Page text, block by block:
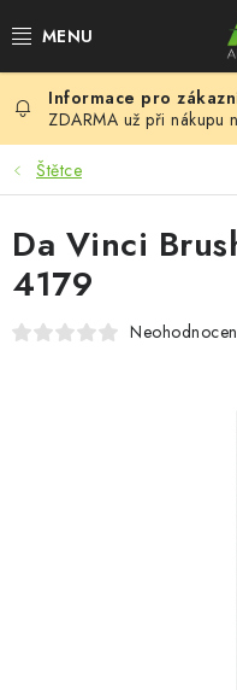
na
BLOG
SUMMER DAYS
WARHAMMER
ASK PRODUKTY
ZDARMA už při nákupu
Štětce
Da Vinci
4179